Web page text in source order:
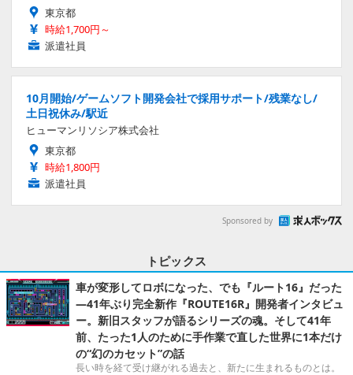
東京都
時給1,700円～
派遣社員
10月開始/ゲームソフト開発会社で採用サポート/残業なし/
土日祝休み/駅近
ヒューマンリソシア株式会社
東京都
時給1,800円
派遣社員
Sponsored by
トピックス
車が変形してロボになった、でも『ルート16』だった
―41年ぶり完全新作『ROUTE16R』開発者インタビュ
ー。新旧スタッフが語るシリーズの魂。そして41年
前、たった1人のために手作業で直した世界に1本だけ
の“幻のカセット”の話
長い時を経て受け継がれる過去と、新たに生まれるものとは。